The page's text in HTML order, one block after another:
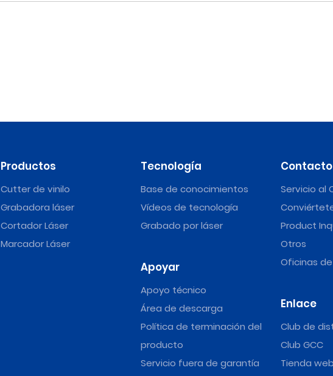
Productos
Cutter de vinilo
Grabadora láser
Cortador Láser
Marcador Láser
Tecnología
Base de conocimientos
Vídeos de tecnología
Grabado por láser
Apoyar
Apoyo técnico
Área de descarga
Política de terminación del
producto
Servicio fuera de garantía
Contacto
Servicio al
Product
Otros
Oficinas de
Enlace
Club de
Club GCC
Tienda